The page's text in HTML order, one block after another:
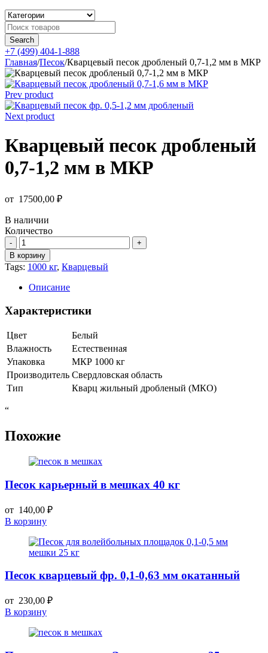
+7 (499) 404-1-888
Главная/Песок/Кварцевый песок дробленый 0,7-1,2 мм в МКР
Prev product
Next product
Кварцевый песок дробленый
0,7-1,2 мм в МКР
от 17500,00 ₽
В наличии
Количество
Количество
товара
Кварцевый
песок
дробленый
0,7-
мм
МКР
В корзину
Tags: 1000 кг, Кварцевый
Описание
Характеристики
Цвет
Белый
Влажность
Естественная
Упаковка
МКР 1000 кг
Производитель Свердловская область
Тип
Кварц жильный дробленый (МКО)
“
Похожие
Песок карьерный в мешках 40 кг
от 140,00 ₽
В корзину
Песок кварцевый фр. 0,1-0,63 мм окатанный
от 230,00 ₽
В корзину